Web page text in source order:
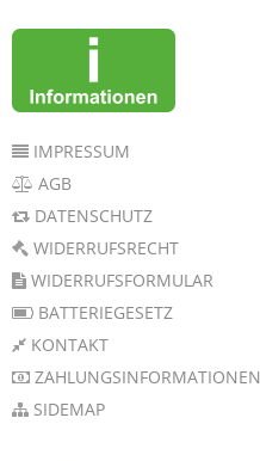
IMPRESSUM
AGB
DATENSCHUTZ
WIDERRUFSRECHT
WIDERRUFSFORMULAR
BATTERIEGESETZ
KONTAKT
ZAHLUNGSINFORMATIONEN
SIDEMAP